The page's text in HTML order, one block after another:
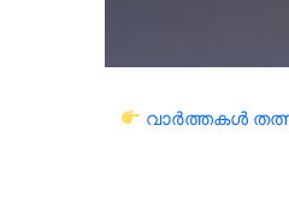
വാർത്തകൾ